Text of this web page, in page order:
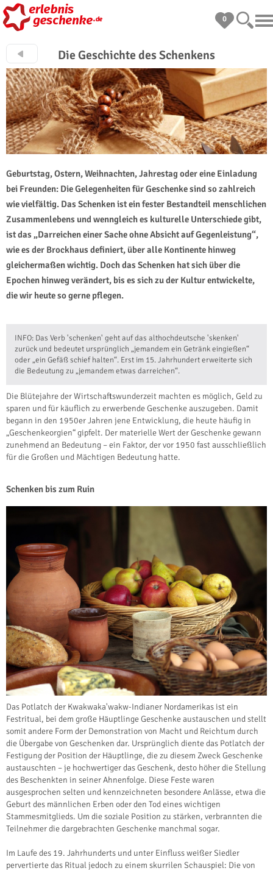
0
Die Geschichte des Schenkens
Geburtstag, Ostern, Weihnachten, Jahrestag oder eine Einladung
bei Freunden: Die Gelegenheiten für Geschenke sind so zahlreich
wie vielfältig. Das Schenken ist ein fester Bestandteil menschlichen
Zusammenlebens und wenngleich es kulturelle Unterschiede gibt,
ist das „Darreichen einer Sache ohne Absicht auf Gegenleistung“,
wie es der Brockhaus definiert, über alle Kontinente hinweg
gleichermaßen wichtig. Doch das Schenken hat sich über die
Epochen hinweg verändert, bis es sich zu der Kultur entwickelte,
die wir heute so gerne pflegen.
INFO: Das Verb 'schenken' geht auf das althochdeutsche 'skenken'
zurück und bedeutet ursprünglich „jemandem ein Getränk eingießen“
oder „ein Gefäß schief halten“. Erst im 15. Jahrhundert erweiterte sich
die Bedeutung zu „jemandem etwas darreichen“.
Die Blütejahre der Wirtschaftswunderzeit machten es möglich, Geld zu
sparen und für käuflich zu erwerbende Geschenke auszugeben. Damit
begann in den 1950er Jahren jene Entwicklung, die heute häufig in
„Geschenkeorgien“ gipfelt. Der materielle Wert der Geschenke gewann
zunehmend an Bedeutung – ein Faktor, der vor 1950 fast ausschließlich
für die Großen und Mächtigen Bedeutung hatte.
Schenken bis zum Ruin
Das Potlatch der Kwakwaka'wakw-Indianer Nordamerikas ist ein
Festritual, bei dem große Häuptlinge Geschenke austauschen und stellt
somit andere Form der Demonstration von Macht und Reichtum durch
die Übergabe von Geschenken dar. Ursprünglich diente das Potlatch der
Festigung der Position der Häuptlinge, die zu diesem Zweck Geschenke
austauschten – je hochwertiger das Geschenk, desto höher die Stellung
des Beschenkten in seiner Ahnenfolge. Diese Feste waren
ausgesprochen selten und kennzeichneten besondere Anlässe, etwa die
Geburt des männlichen Erben oder den Tod eines wichtigen
Stammesmitglieds. Um die soziale Position zu stärken, verbrannten die
Teilnehmer die dargebrachten Geschenke manchmal sogar.
Im Laufe des 19. Jahrhunderts und unter Einfluss weißer Siedler
pervertierte das Ritual jedoch zu einem skurrilen Schauspiel: Die von